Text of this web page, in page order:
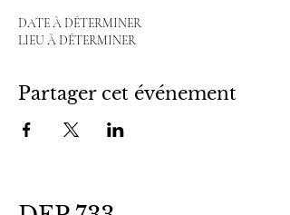
DATE À DÉTERMINER
LIEU À DÉTERMINER
Partager cet événement